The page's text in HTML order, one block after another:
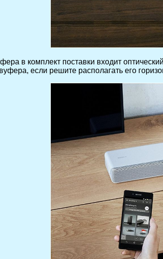
в комплект поставки входит
если решите располагать его